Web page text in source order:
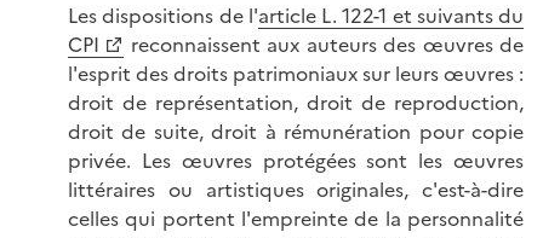
Les dispositions de l'article L. 122-1 et suivants du
CPI
reconnaissent aux auteurs des œuvres de
l'esprit des droits patrimoniaux sur leurs œuvres :
droit de représentation, droit de reproduction,
droit de suite, droit à rémunération pour copie
privée. Les œuvres protégées sont les œuvres
littéraires ou artistiques originales, c'est-à-dire
celles qui portent l'empreinte de la personnalité